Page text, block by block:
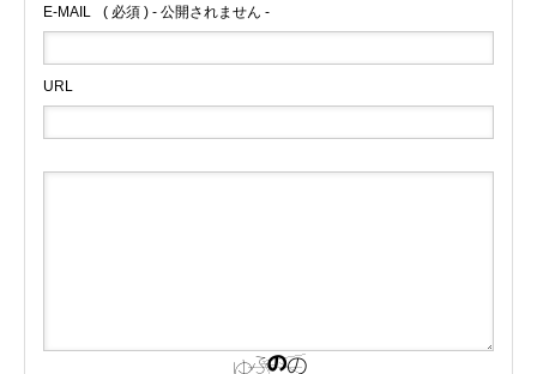
E-MAIL ( 必須 ) - 公開されません -
URL